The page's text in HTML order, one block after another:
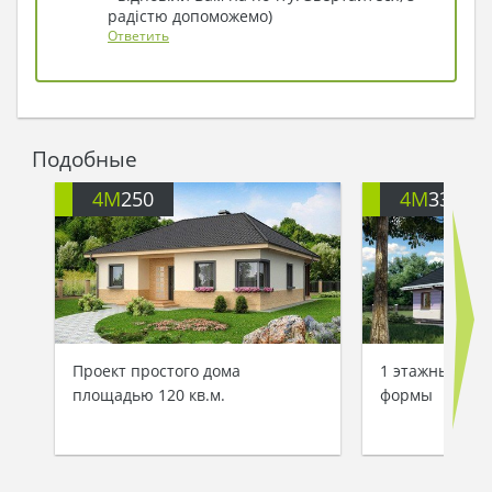
радістю допоможемо)
Ответить
Подобные
4M250
Проект простого дома
площадью 120 кв.м.
4M3317
1 этажный
формы